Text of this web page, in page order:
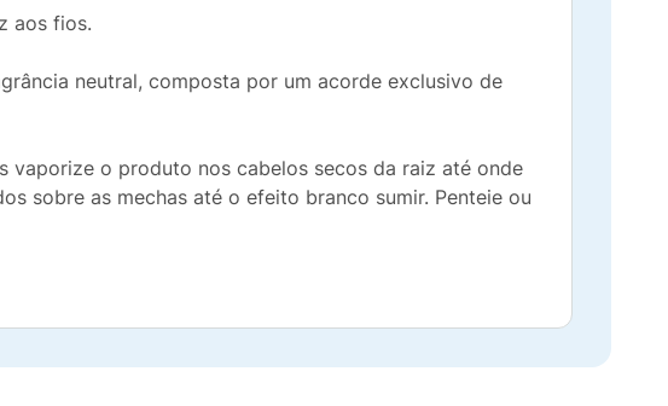
aos fios.
neutral, composta por um acorde exclusivo de
o produto nos cabelos secos da raiz até onde
sobre as mechas até o efeito branco sumir. Penteie ou